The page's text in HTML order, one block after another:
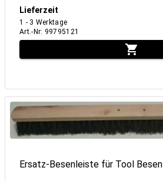
Lieferzeit
1 - 3 Werktage
Art.-Nr: 99795121
Ersatz-Besenleiste für Tool Besen